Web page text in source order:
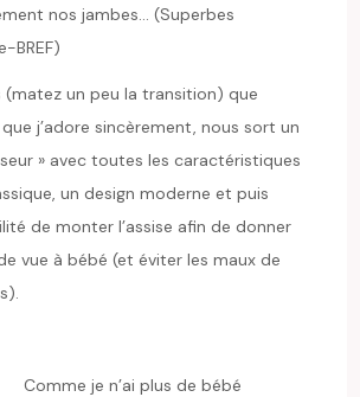
nos jambes… (Superbes
BREF)
un peu la transition) que
j’adore sincèrement, nous sort un
» avec toutes les caractéristiques
un design moderne et puis
de monter l’assise afin de donner
vue à bébé (et éviter les maux de
Comme je n’ai plus de bébé